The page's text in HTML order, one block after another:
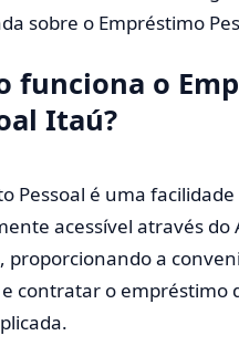
sobre o Empréstimo
funciona o
Itaú?
Pessoal é uma facilidade
acessível através do
proporcionando a
contratar o empréstimo